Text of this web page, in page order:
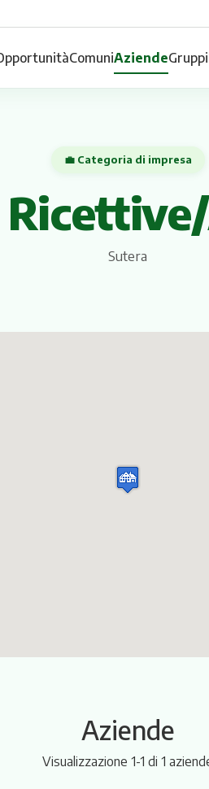
ComuniAziendeGruppi
💼 Categoria di impresa
Sutera
Aziende
Visualizzazione 1-1 di 1